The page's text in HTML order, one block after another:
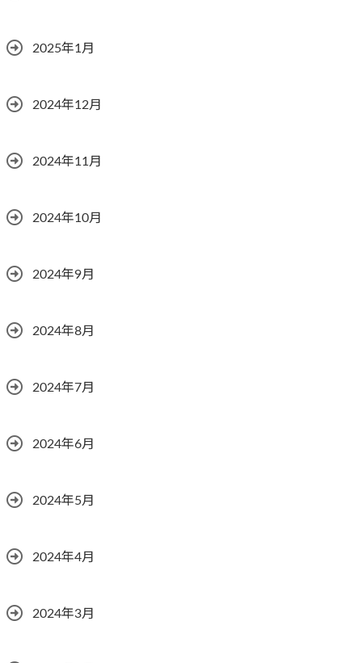
2025年1月
2024年12月
2024年11月
2024年10月
2024年9月
2024年8月
2024年7月
2024年6月
2024年5月
2024年4月
2024年3月